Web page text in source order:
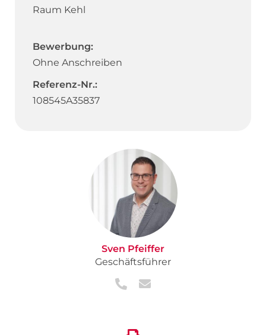
Raum Kehl
Bewerbung:
Ohne Anschreiben
Referenz-Nr.:
108545A35837
Sven Pfeiffer
Geschäftsführer